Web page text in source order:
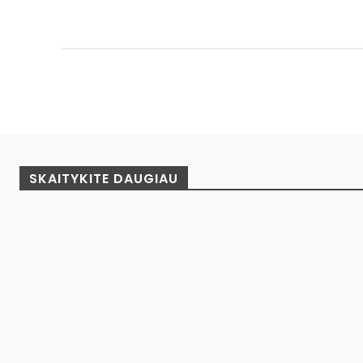
SKAITYKITE DAUGIAU